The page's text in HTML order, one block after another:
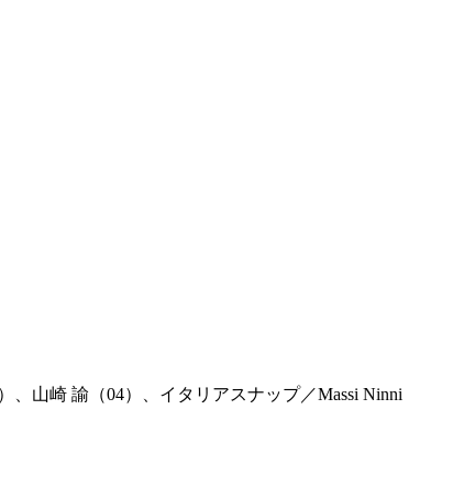
山崎 諭（04）、イタリアスナップ／Massi Ninni